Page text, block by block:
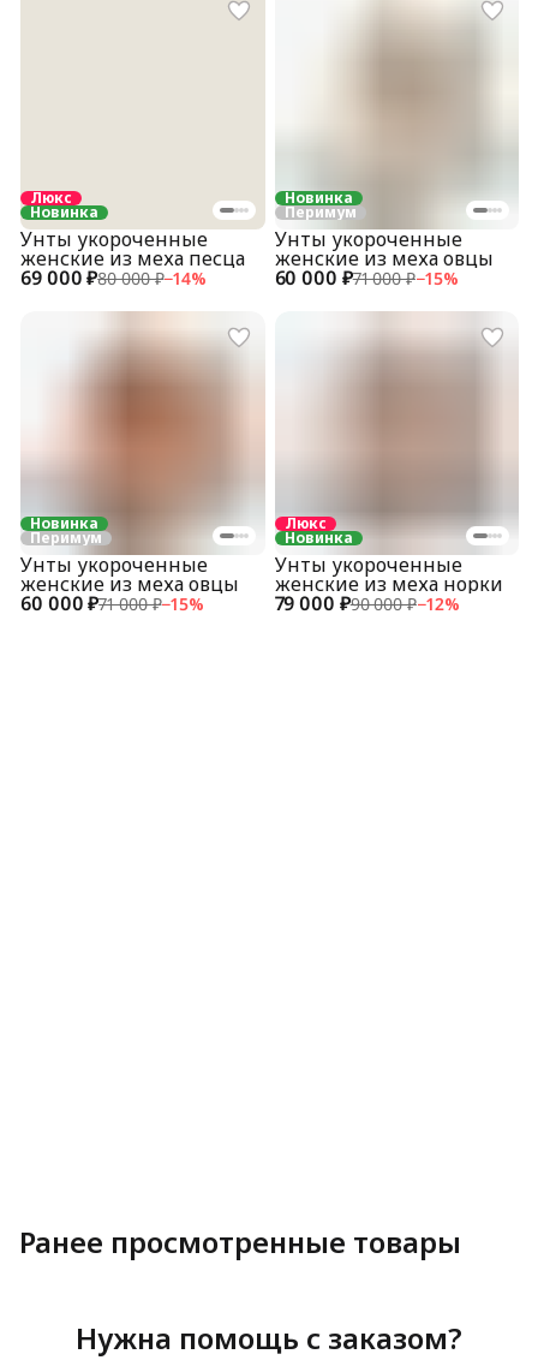
Люкс
Новинка
69 000 ₽80 000 ₽−14%
Унты укороченные
женские из меха песца
Новинка
Перимум
60 000 ₽71 000 ₽−15%
Унты укороченные
женские из меха овцы
Новинка
Перимум
60 000 ₽71 000 ₽−15%
Унты укороченные
женские из меха овцы
Люкс
Новинка
79 000 ₽90 000 ₽−12%
Унты укороченные
женские из меха норки
Ранее просмотренные товары
Нужна помощь с заказом?